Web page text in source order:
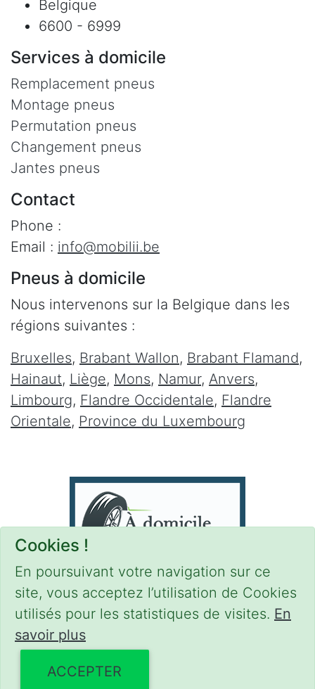
Cookies !
En poursuivant votre navigation sur ce
site, vous acceptez l’utilisation de Cookies
utilisés pour les statistiques de visites. En
savoir plus
ACCEPTER
Belgique
6600 - 6999
Services à domicile
Remplacement pneus
Montage pneus
Permutation pneus
Changement pneus
Jantes pneus
Contact
Phone :
Email : info@mobilii.be
Pneus à domicile
Nous intervenons sur la Belgique dans les
régions suivantes :
Bruxelles, Brabant Wallon, Brabant Flamand,
Hainaut, Liège, Mons, Namur, Anvers,
Limbourg, Flandre Occidentale, Flandre
Orientale, Province du Luxembourg
CONDITIONS-
Powered by Euro Web Page